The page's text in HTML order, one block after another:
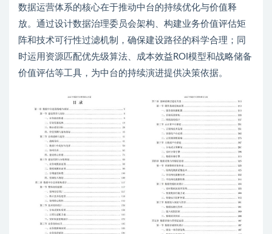
数据运营体系的核心在于推动中台的持续优化与价值释
放。通过设计数据治理委员会架构、构建业务价值评估矩
阵和技术可行性过滤机制，确保建设路径的科学合理；同
时运用资源匹配优先级算法、成本效益ROI模型和战略储备
价值评估等工具，为中台的持续演进提供决策依据。